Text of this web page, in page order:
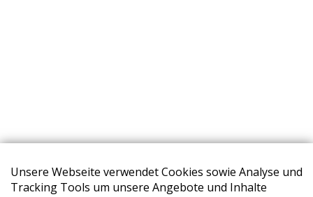
Unsere Webseite verwendet Cookies sowie Analyse und
Tracking Tools um unsere Angebote und Inhalte